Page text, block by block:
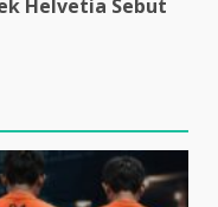
Helvetia Sebut